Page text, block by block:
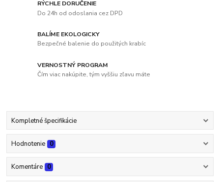
RÝCHLE DORUČENIE
Do 24h od odoslania cez DPD
BALÍME EKOLOGICKY
Bezpečné balenie do použitých krabíc
VERNOSTNÝ PROGRAM
Čím viac nakúpite, tým vyššiu zľavu máte
Kompletné špecifikácie
Hodnotenie 0
Komentáre 0